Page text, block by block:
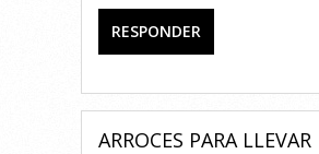
RESPONDER
ARROCES PARA LLEVAR